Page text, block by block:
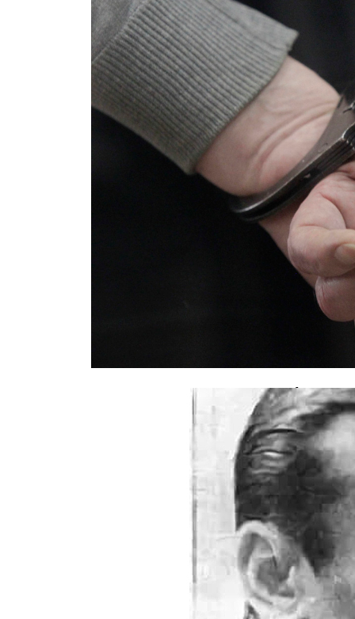
Задержан водитель Mercedes,
калининградской маршруткой